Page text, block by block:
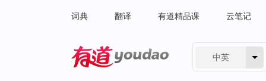
词典 翻译 有道精品课 云笔记
中英